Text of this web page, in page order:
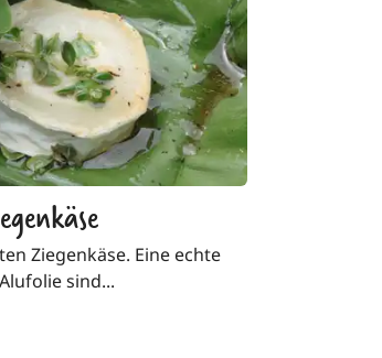
Ziegenkäse. Eine echte
sind...